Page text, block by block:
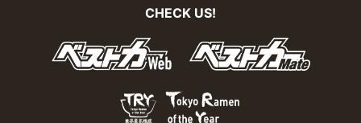
CHECK US!